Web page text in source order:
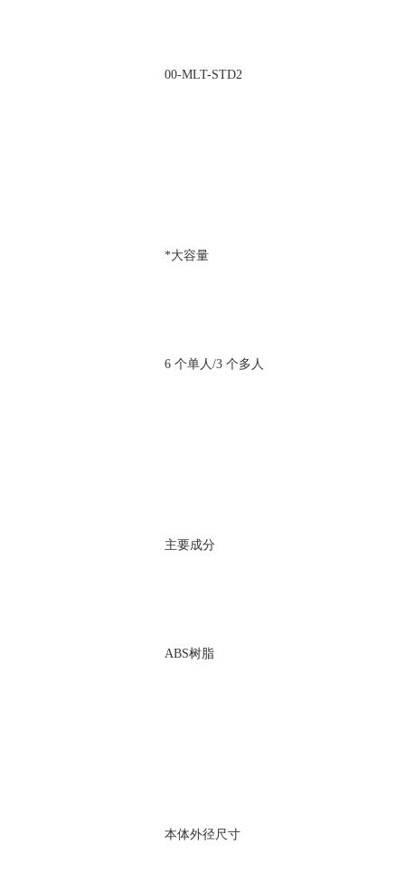
00-MLT-STD2
*大容量
6 个单人/3 个多人
主要成分
ABS树脂
本体外径尺寸